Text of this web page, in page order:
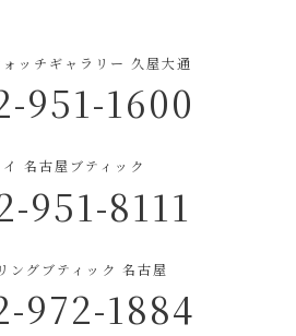
ッチギャラリー 久屋大通
951-1600
名古屋ブティック
951-8111
ングブティック 名古屋
972-1884